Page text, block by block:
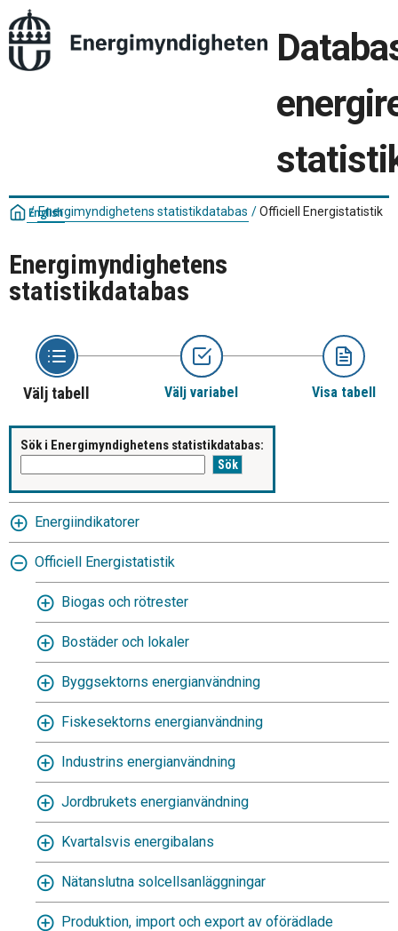
English
/ Energimyndighetens statistikdatabas /Officiell Energistatistik
Energimyndighetens
statistikdatabas
Välj tabell Välj variabel Visa tabell
Sök i Energimyndighetens statistikdatabas:
Energiindikatorer
Officiell Energistatistik
Biogas och rötrester
Bostäder och lokaler
Byggsektorns energianvändning
Fiskesektorns energianvändning
Industrins energianvändning
Jordbrukets energianvändning
Kvartalsvis energibalans
Nätanslutna solcellsanläggningar
Produktion, import och export av oförädlade